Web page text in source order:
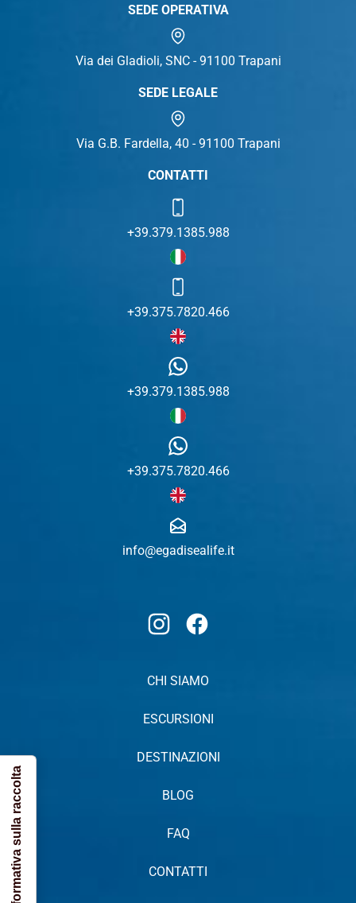
SEDE OPERATIVA
Via dei Gladioli, SNC - 91100 Trapani
SEDE LEGALE
Via G.B. Fardella, 40 - 91100 Trapani
CONTATTI
+39.379.1385.988
+39.375.7820.466
+39.379.1385.988
+39.375.7820.466
info@egadisealife.it
InstagramFacebook
CHI SIAMO
ESCURSIONI
DESTINAZIONI
BLOG
FAQ
CONTATTI
Informativa sulla raccolta